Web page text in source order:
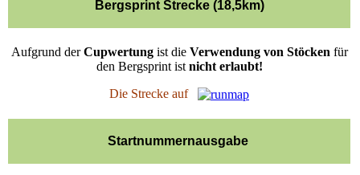
Bergsprint Strecke (18,5km)
Aufgrund derCupwertungist dieVerwendung von Stöcken für
den Bergsprint ist nicht erlaubt!
Die Strecke auf
Startnummernausgabe